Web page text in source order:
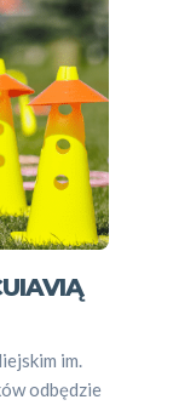
im.
odbędzie